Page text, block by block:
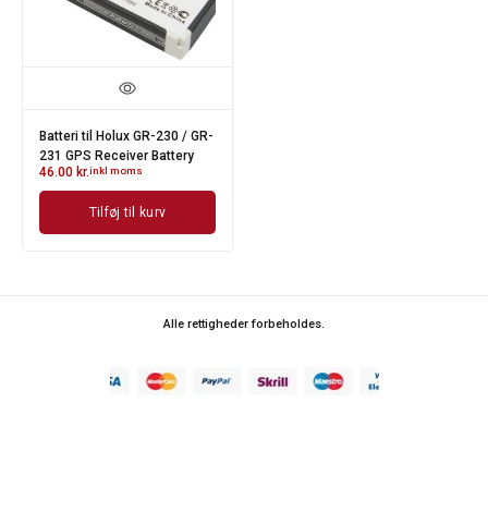
Batteri til Holux GR-230 / GR-
231 GPS Receiver Battery
46.00 kr.inkl moms
Tilføj til kurv
Alle rettigheder forbeholdes.